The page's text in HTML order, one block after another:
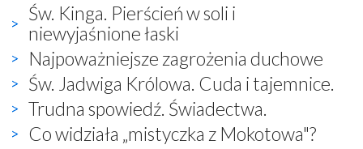
Św. Kinga. Pierścień w soli i
niewyjaśnione łaski
Najpoważniejsze zagrożenia duchowe
Św. Jadwiga Królowa. Cuda i tajemnice.
Trudna spowiedź. Świadectwa.
Co widziała „mistyczka z Mokotowa"?